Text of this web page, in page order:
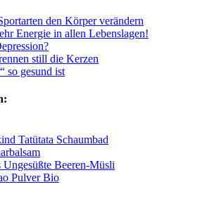
den Körper verändern
Energie in allen Lebenslagen!
still die Kerzen
so gesund ist
Tatütata Schaumbad
Beeren-Müsli
Pulver Bio